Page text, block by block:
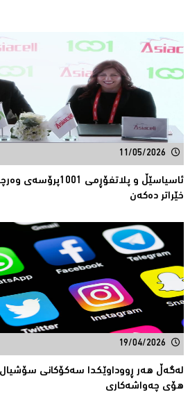
11/05/2026
ئاسیاسێڵ و
خێراتر دەكەن
19/04/2026
لەگەڵ هەر ڕووداوێكدا سەكۆكانی سۆشیال
هۆی چەواشەكاری